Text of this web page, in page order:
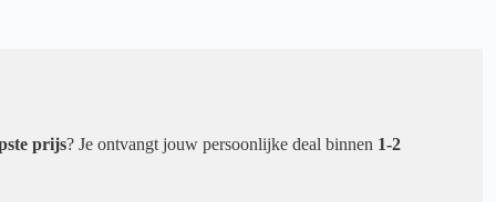
prijs? Je ontvangt jouw persoonlijke deal binnen 1-2